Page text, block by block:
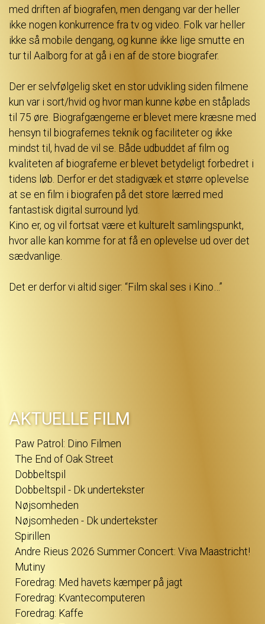
med driften af biografen, men dengang var der heller
ikke nogen konkurrence fra tv og video. Folk var heller
ikke så mobile dengang, og kunne ikke lige smutte en
tur til Aalborg for at gå i en af de store biografer.
Der er selvfølgelig sket en stor udvikling siden filmene
kun var i sort/hvid og hvor man kunne købe en ståplads
til 75 øre. Biografgængerne er blevet mere kræsne med
hensyn til biografernes teknik og faciliteter og ikke
mindst til, hvad de vil se. Både udbuddet af film og
kvaliteten af biograferne er blevet betydeligt forbedret i
tidens løb. Derfor er det stadigvæk et større oplevelse
at se en film i biografen på det store lærred med
fantastisk digital surround lyd.
Kino er, og vil fortsat være et kulturelt samlingspunkt,
hvor alle kan komme for at få en oplevelse ud over det
sædvanlige.
Det er derfor vi altid siger: “Film skal ses i Kino…”
AKTUELLE FILM
Paw Patrol: Dino Filmen
The End of Oak Street
Dobbeltspil
Dobbeltspil - Dk undertekster
Nøjsomheden
Nøjsomheden - Dk undertekster
Spirillen
Andre Rieus 2026 Summer Concert: Viva Maastricht!
Mutiny
Foredrag: Med havets kæmper på jagt
Foredrag: Kvantecomputeren
Foredrag: Kaffe